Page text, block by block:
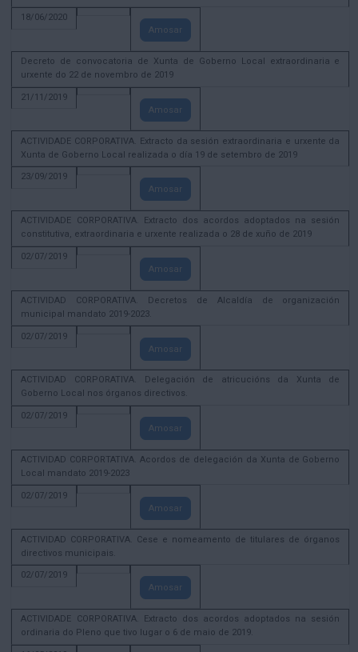
18/06/2020
Amosar
Decreto de convocatoria de Xunta de Goberno Local extraordinaria e
urxente do 22 de novembro de 2019
21/11/2019
Amosar
ACTIVIDADE CORPORATIVA. Extracto da sesión extraordinaria e urxente da
Xunta de Goberno Local realizada o día 19 de setembro de 2019
23/09/2019
Amosar
ACTIVIDADE CORPORATIVA. Extracto dos acordos adoptados na sesión
constitutiva, extraordinaria e urxente realizada o 28 de xuño de 2019
02/07/2019
Amosar
ACTIVIDAD CORPORATIVA. Decretos de Alcaldía de organización
municipal mandato 2019-2023.
02/07/2019
Amosar
ACTIVIDAD CORPORATIVA. Delegación de atricucións da Xunta de
Goberno Local nos órganos directivos.
02/07/2019
Amosar
ACTIVIDAD CORPORTATIVA. Acordos de delegación da Xunta de Goberno
Local mandato 2019-2023
02/07/2019
Amosar
ACTIVIDAD CORPORATIVA. Cese e nomeamento de titulares de órganos
directivos municipais.
02/07/2019
Amosar
ACTIVIDADE CORPORATIVA. Extracto dos acordos adoptados na sesión
ordinaria do Pleno que tivo lugar o 6 de maio de 2019.